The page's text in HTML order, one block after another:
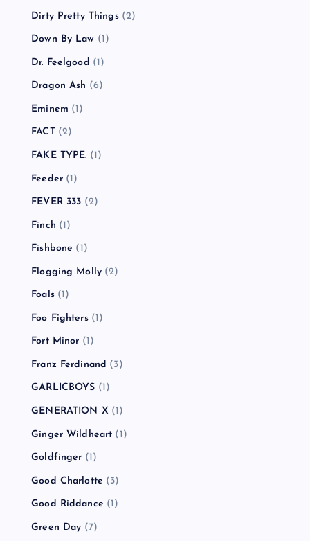
Dirty Pretty Things(2)
Down By Law (1)
Dr. Feelgood (1)
Dragon Ash (6)
Eminem (1)
FACT(2)
FAKE TYPE. (1)
Feeder(1)
FEVER 333 (2)
Finch (1)
Fishbone (1)
Flogging Molly (2)
Foals(1)
Foo Fighters(1)
Fort Minor (1)
Franz Ferdinand (3)
GARLICBOYS (1)
GENERATION X (1)
Ginger Wildheart (1)
Goldfinger (1)
Good Charlotte (3)
Good Riddance (1)
Green Day (7)